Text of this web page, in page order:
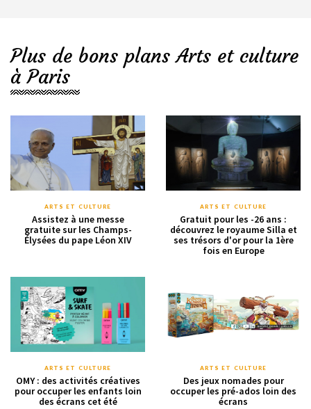
Plus de bons plans Arts et culture
à Paris
ARTS ET CULTURE
Assistez à une messe
gratuite sur les Champs-
Élysées du pape Léon XIV
ARTS ET CULTURE
Gratuit pour les -26 ans :
découvrez le royaume Silla et
ses trésors d'or pour la 1ère
fois en Europe
ARTS ET CULTURE
OMY : des activités créatives
pour occuper les enfants loin
des écrans cet été
ARTS ET CULTURE
Des jeux nomades pour
occuper les pré-ados loin des
écrans